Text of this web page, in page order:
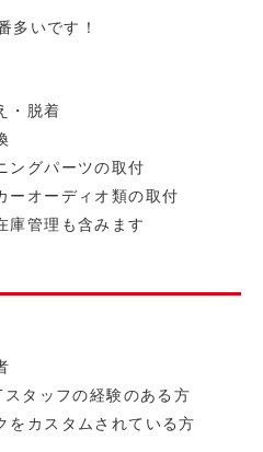
多いです！
・脱着
ングパーツの取付
ーオーディオ類の取付
庫管理も含みます
タッフの経験のある方
をカスタムされている方